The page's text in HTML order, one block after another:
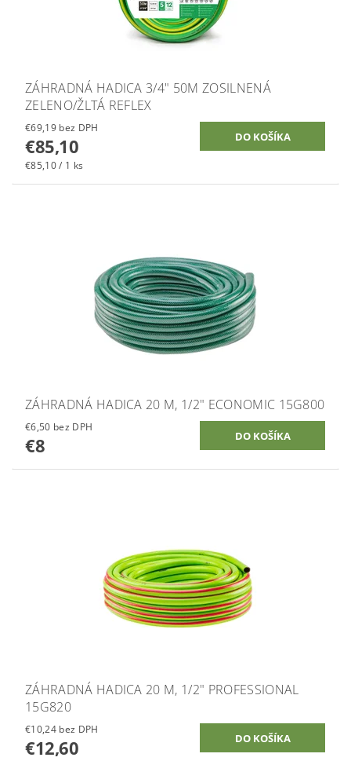
ZÁHRADNÁ HADICA 3/4" 50M ZOSILNENÁ
ZELENO/ŽLTÁ REFLEX
€69,19 bez DPH
€85,10
€85,10 / 1 ks
ZÁHRADNÁ HADICA 20 M, 1/2" ECONOMIC 15G800
€6,50 bez DPH
€8
ZÁHRADNÁ HADICA 20 M, 1/2" PROFESSIONAL
15G820
€10,24 bez DPH
€12,60